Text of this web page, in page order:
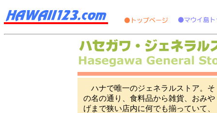
ハナで唯一のジェネラルストア。そ
の名の通り、食料品から雑貨、おみや
げまで狭い店内に何でも揃っていて、